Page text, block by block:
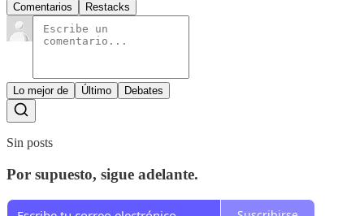
Comentarios Restacks
Lo mejor de Último Debates
Sin posts
Por supuesto, sigue adelante.